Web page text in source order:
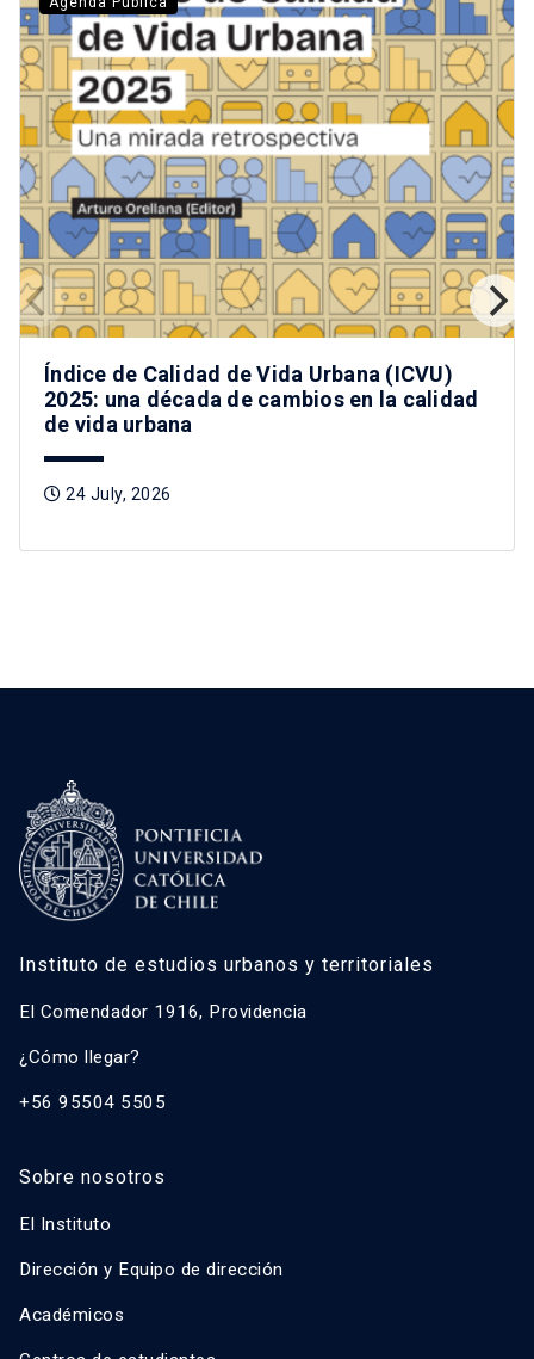
Índice de Calidad de Vida Urbana (ICVU)
2025: una década de cambios en la calidad
de vida urbana
24 July, 2026
Instituto de estudios urbanos y territoriales
El Comendador 1916, Providencia
¿Cómo llegar?
+56 95504 5505
Sobre nosotros
El Instituto
Dirección y Equipo de dirección
Académicos